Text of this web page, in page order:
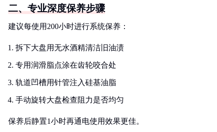
二、专业深度保养步骤
建议每使用200小时进行系统保养：
拆下大盘用无水酒精清洁旧油渍
专用润滑脂点涂在齿轮咬合处
轨道凹槽用针管注入硅基油脂
手动旋转大盘检查阻力是否均匀
保养后静置1小时再通电使用效果更佳。